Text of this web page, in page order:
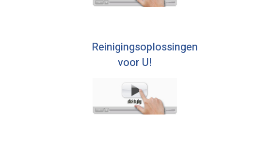
Reinigingsoplossingen
voor U!